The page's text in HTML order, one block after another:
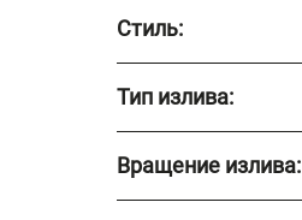
Стиль:
Тип излива:
Вращение излива: